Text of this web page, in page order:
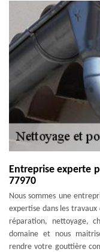
Entreprise experte
77970
Nous sommes une
expertise dans les
réparation, nettoyage,
domaine et nous
rendre votre gouttière